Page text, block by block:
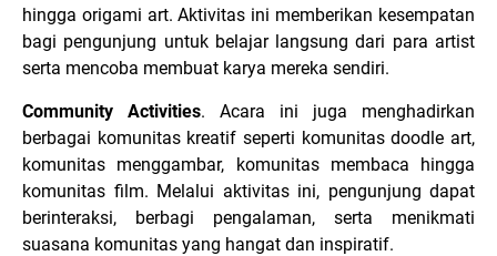
hingga origami art. Aktivitas ini memberikan kesempatan
bagi pengunjung untuk belajar langsung dari para artist
serta mencoba membuat karya mereka sendiri.
Community Activities. Acara ini juga menghadirkan
berbagai komunitas kreatif seperti komunitas doodle art,
komunitas menggambar, komunitas membaca hingga
komunitas film. Melalui aktivitas ini, pengunjung dapat
berinteraksi, berbagi pengalaman, serta menikmati
suasana komunitas yang hangat dan inspiratif.